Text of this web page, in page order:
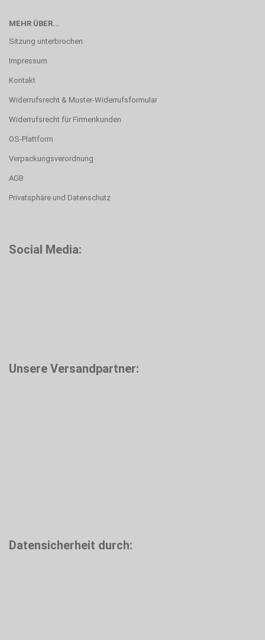
MEHR ÜBER...
Sitzung unterbrochen
Impressum
Kontakt
Widerrufsrecht & Muster-Widerrufsformular
Widerrufsrecht für Firmenkunden
OS-Plattform
Verpackungsverordnung
AGB
Privatsphäre und Datenschutz
Social Media:
Unsere Versandpartner:
Datensicherheit durch: